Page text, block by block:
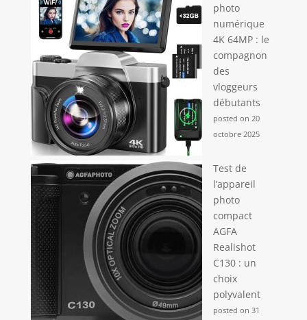
photo
numérique
4K 64MP : le
compagnon
des
vloggeurs
débutants
posted on 20
octobre 2025
Test de
l’appareil
photo
compact
AGFA
Realishot
C130 : un
choix
polyvalent
posted on 31